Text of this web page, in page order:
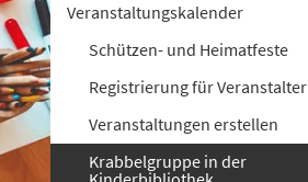
Veranstaltungskalender
Schützen- und Heimatfeste
Registrierung für Veranstalter
Veranstaltungen erstellen
Krabbelgruppe in der